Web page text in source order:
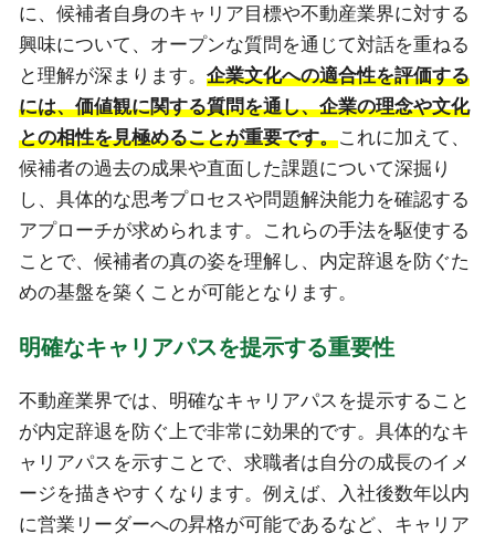
に、候補者自身のキャリア目標や不動産業界に対する
興味について、オープンな質問を通じて対話を重ねる
と理解が深まります。 企業文化への適合性を評価する
には、価値観に関する質問を通し、企業の理念や文化
との相性を見極めることが重要です。これに加えて、
候補者の過去の成果や直面した課題について深掘り
し、具体的な思考プロセスや問題解決能力を確認する
アプローチが求められます。これらの手法を駆使する
ことで、候補者の真の姿を理解し、内定辞退を防ぐた
めの基盤を築くことが可能となります。
明確なキャリアパスを提示する重要性
不動産業界では、明確なキャリアパスを提示すること
が内定辞退を防ぐ上で非常に効果的です。具体的なキ
ャリアパスを示すことで、求職者は自分の成長のイメ
ージを描きやすくなります。例えば、入社後数年以内
に営業リーダーへの昇格が可能であるなど、キャリア